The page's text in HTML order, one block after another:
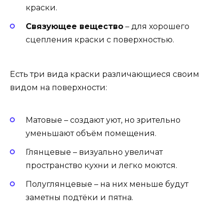
краски.
Связующее вещество – для хорошего
сцепления краски с поверхностью.
Есть три вида краски различающиеся своим
видом на поверхности:
Матовые – создают уют, но зрительно
уменьшают объём помещения.
Глянцевые – визуально увеличат
пространство кухни и легко моются.
Полуглянцевые – на них меньше будут
заметны подтёки и пятна.